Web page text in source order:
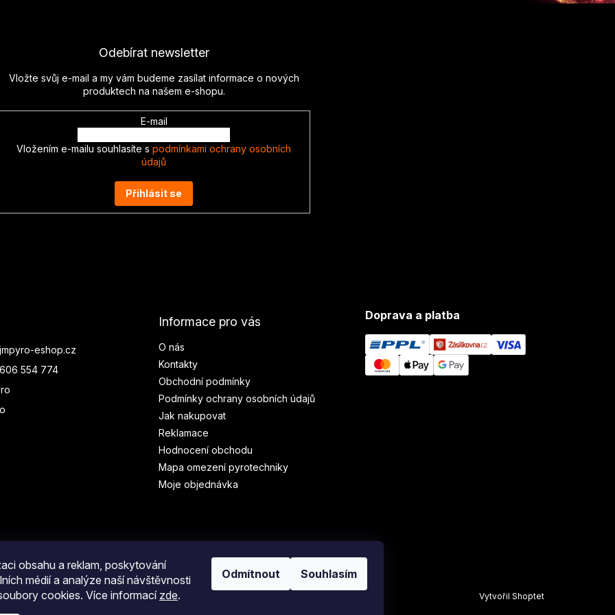
obsahu a reklam, poskytování
médií a analýze naší návštěvnosti
cookies. Více informací zde.
Odmítnout Souhlasím
Odebírat newsletter
Vložte svůj e-mail a my vám budeme zasílat informace o nových
produktech na našem e-shopu.
E-mail
Vložením e-mailu souhlasíte s podmínkami ochrany osobních
údajů
Přihlásit se
jmpyro-eshop.cz
554 774
Informace pro vás
O nás
Kontakty
Obchodní podmínky
Podmínky ochrany osobních údajů
Jak nakupovat
Reklamace
Hodnocení obchodu
Mapa omezení pyrotechniky
Moje objednávka
Doprava a platba
Vytvořil Shoptet
Upravit nastavení cookies